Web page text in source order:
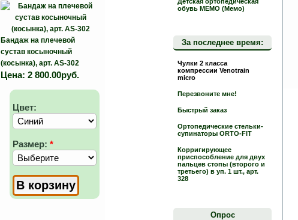
Бандаж на плечевой
сустав косыночный
(косынка), арт. AS-302
Цена: 2 800.00руб.
Цвет:
Размер: *
обувь MEMO (Мемо)
За последнее время:
Чулки 2 класса
компрессии Venotrain
micro
Перезвоните мне!
Быстрый заказ
Ортопедические стельки-
супинаторы ORTO-FIT
Корригирующее
приспособление для двух
пальцев стопы (второго и
третьего) в уп. 1 шт., арт.
328
Опрос